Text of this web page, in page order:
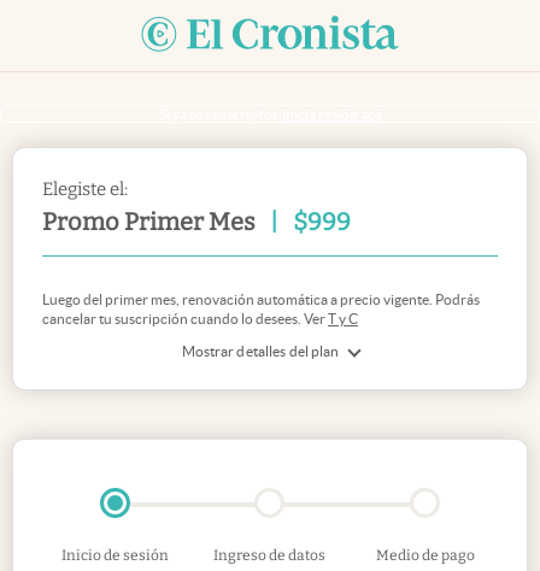
Elegiste el:
Promo Primer Mes $999
Mostrar detalles del plan
Luego del primer mes, renovación automática a precio vigente. Podrás
cancelar tu suscripción cuando lo desees. VerT y C
Inicio de sesión Ingreso de datos Medio de pago